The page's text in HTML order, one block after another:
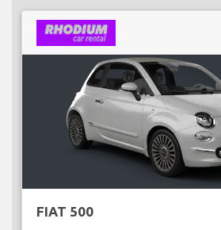
FIAT 500